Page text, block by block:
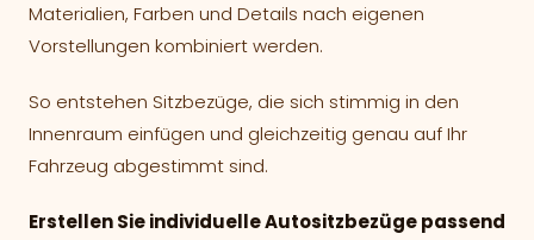
Materialien, Farben und Details nach eigenen
Vorstellungen kombiniert werden.
So entstehen Sitzbezüge, die sich stimmig in den
Innenraum einfügen und gleichzeitig genau auf Ihr
Fahrzeug abgestimmt sind.
Erstellen Sie individuelle Autositzbezüge passend